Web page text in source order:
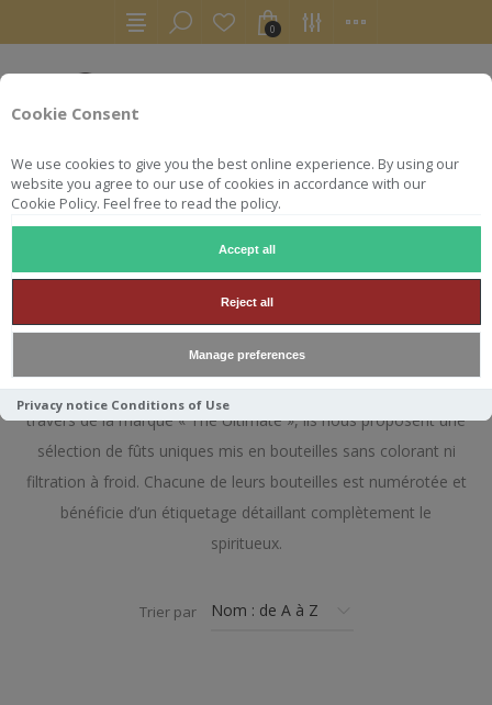
Cookie Consent
We use cookies to give you the best online experience. By using our
website you agree to our use of cookies in accordance with our
Cookie Policy. Feel free to read the policy.
Accept all
Reject all
Manage preferences
Privacy notice Conditions of Use
0
THE ULTIMATE
Basés au Pays-Bas, Han et Maurice van Wees exercent
depuis 1994 le métier d'embouteilleurs indépendants. Au
travers de la marque « The Ultimate », ils nous proposent une
sélection de fûts uniques mis en bouteilles sans colorant ni
filtration à froid. Chacune de leurs bouteilles est numérotée et
bénéficie d’un étiquetage détaillant complètement le
spiritueux.
Trier par